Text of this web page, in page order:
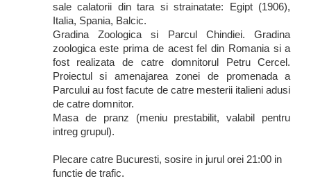
sale calatorii din tara si strainatate: Egipt (1906),
Italia, Spania, Balcic.
Gradina Zoologica si Parcul Chindiei. Gradina
zoologica este prima de acest fel din Romania si a
fost realizata de catre domnitorul Petru Cercel.
Proiectul si amenajarea zonei de promenada a
Parcului au fost facute de catre mesterii italieni adusi
de catre domnitor.
Masa de pranz (meniu prestabilit, valabil pentru
intreg grupul).
Plecare catre Bucuresti, sosire in jurul orei 21:00 in
functie de trafic.